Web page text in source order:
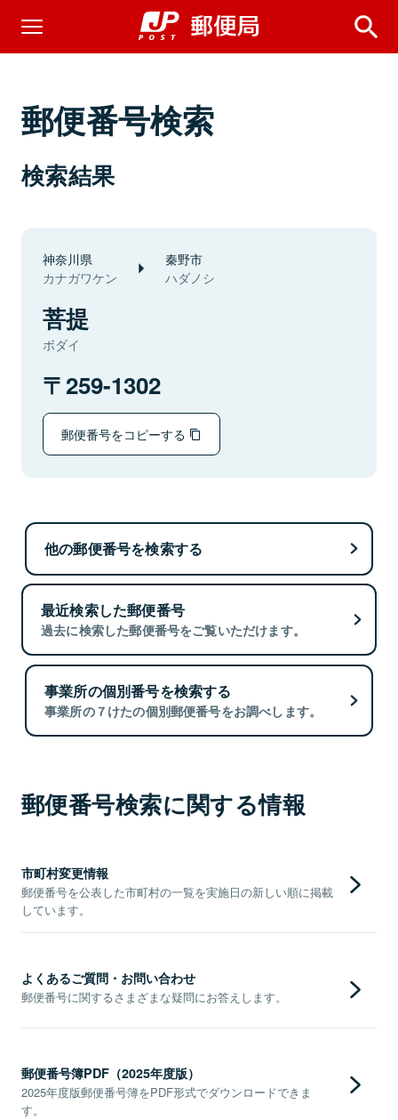
郵便番号検索
検索結果
神奈川県
カナガワケン
秦野市
ハダノシ
菩提
ボダイ
259-1302
郵便番号をコピーする
他の郵便番号を検索する
最近検索した郵便番号
過去に検索した郵便番号をご覧いただけます。
事業所の個別番号を検索する
事業所の７けたの個別郵便番号をお調べします。
郵便番号検索に関する情報
市町村変更情報
郵便番号を公表した市町村の一覧を実施日の新しい順に掲載
しています。
よくあるご質問・お問い合わせ
郵便番号に関するさまざまな疑問にお答えします。
郵便番号簿PDF（2025年度版）
2025年度版郵便番号簿をPDF形式でダウンロードできま
す。